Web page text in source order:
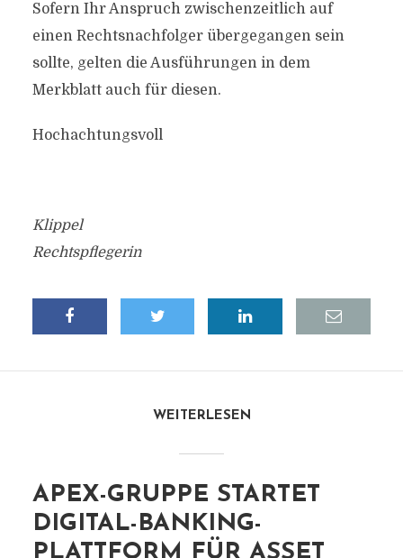
Sofern Ihr Anspruch zwischenzeitlich auf
einen Rechtsnachfolger übergegangen sein
sollte, gelten die Ausführungen in dem
Merkblatt auch für diesen.
Hochachtungsvoll
Klippel
Rechtspflegerin
WEITERLESEN
APEX-GRUPPE STARTET
DIGITAL-BANKING-
PLATTFORM FÜR ASSET